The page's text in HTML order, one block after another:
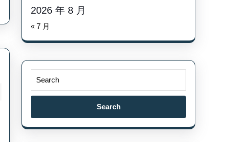
2026 年 8 月
« 7 月
Search